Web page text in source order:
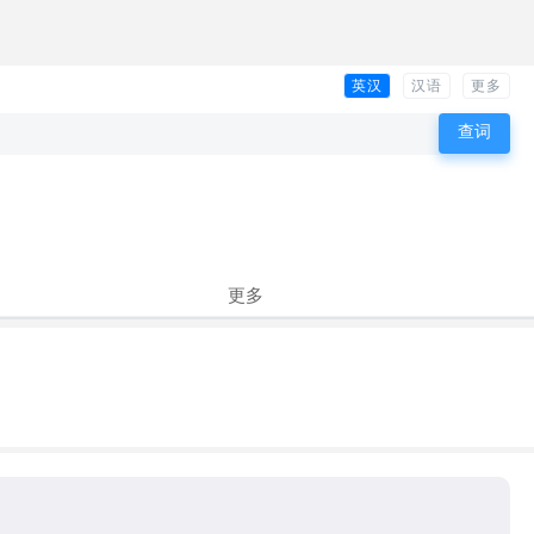
英汉 汉语 更多
更多